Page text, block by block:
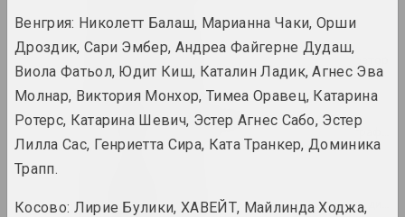
Bazinato
Руфина Базлова
художница, иллюстраторка, сценографка
художник, сценограф, иллюстратор,
Венгрия: Николетт Балаш, Марианна Чаки, Орши
Дроздик, Сари Эмбер, Андреа Файгерне Дудаш,
Виола Фатьол, Юдит Киш, Каталин Ладик, Агнес Эва
Молнар, Виктория Монхор, Тимеа Оравец, Катарина
Ротерс, Катарина Шевич, Эстер Агнес Сабо, Эстер
Лилла Сас, Генриетта Сира, Ката Транкер, Доминика
Трапп.
Косово: Лирие Булики, ХАВЕЙТ, Майлинда Ходжа,